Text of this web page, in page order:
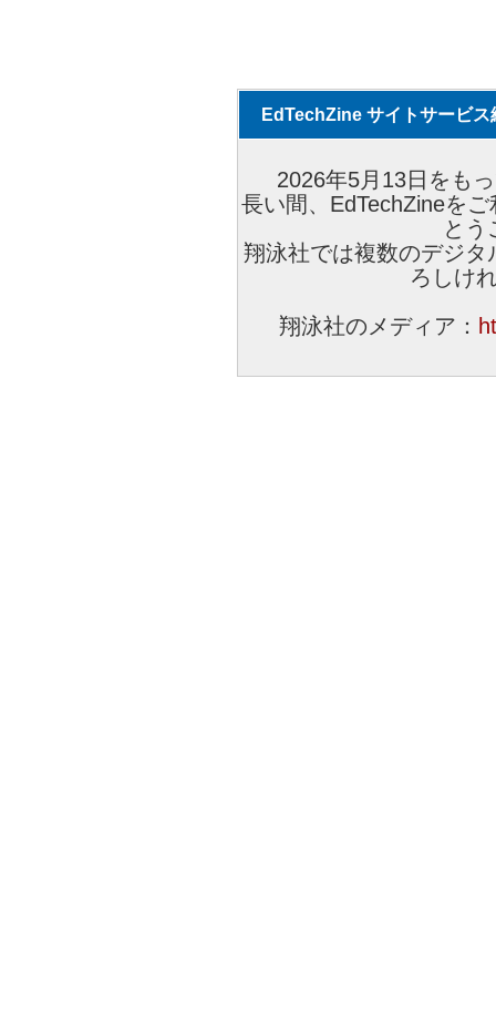
EdTechZine サイトサービス
2026年5月13日をも
長い間、EdTechZineを
とう
翔泳社では複数のデジ
ろしけ
翔泳社のメディア：